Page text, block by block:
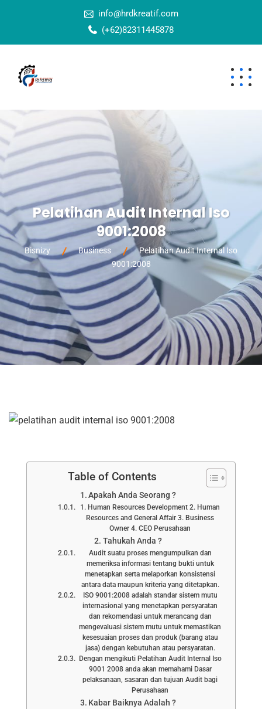
info@hrdkreatif.com
(+62)82311445878
Pelatihan Audit Internal Iso
9001:2008
Bisnizy Business
Pelatihan Audit Internal Iso
9001:2008
Table of Contents
Apakah Anda Seorang ?
1. Human Resources Development 2. Human
Resources and General Affair 3. Business
Owner 4. CEO Perusahaan
Tahukah Anda ?
Audit suatu proses mengumpulkan dan
memeriksa informasi tentang bukti untuk
menetapkan serta melaporkan konsistensi
antara data maupun kriteria yang ditetapkan.
ISO 9001:2008 adalah standar sistem mutu
internasional yang menetapkan persyaratan
dan rekomendasi untuk merancang dan
mengevaluasi sistem mutu untuk memastikan
kesesuaian proses dan produk (barang atau
jasa) dengan kebutuhan atau persyaratan.
Dengan mengikuti Pelatihan Audit Internal Iso
9001 2008 anda akan memahami Dasar
pelaksanaan, sasaran dan tujuan Audit bagi
Perusahaan
Kabar Baiknya Adalah ?